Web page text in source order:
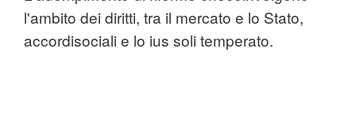
l'ambito dei diritti, tra il mercato e lo Stato,
accordisociali e lo ius soli temperato.